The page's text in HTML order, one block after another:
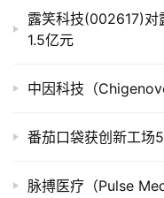
创
数
业
露笑科技(002617)对
1.5亿元
中因科技（
番茄口袋获创新工场
脉搏医疗（Pulse